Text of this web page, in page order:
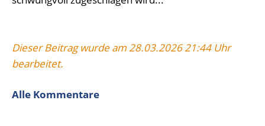
Dieser Beitrag wurde am 28.03.2026 21:44 Uhr
bearbeitet.
Alle Kommentare